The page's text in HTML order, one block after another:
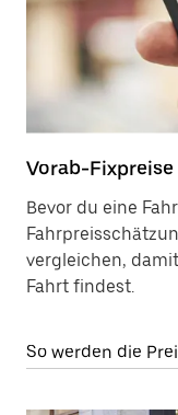
Vorab-
Bevor du eine
vergleichen,
Fahrt findest.
So werden die